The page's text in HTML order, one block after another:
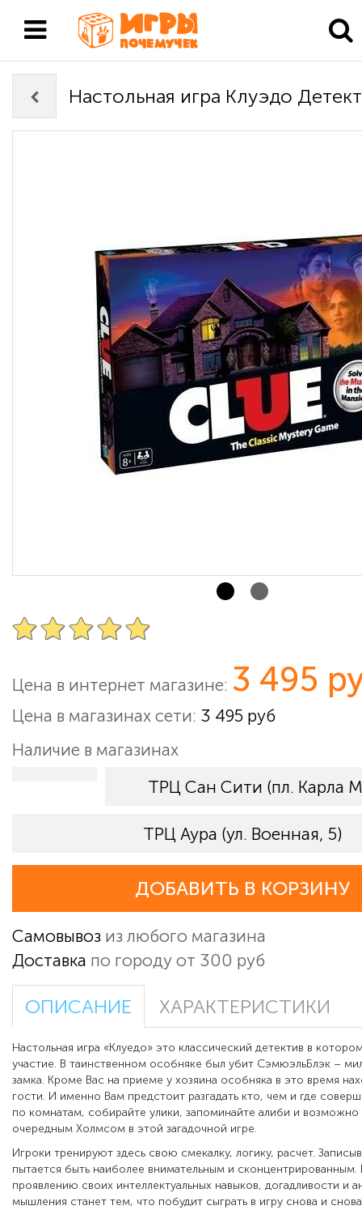
Настольная игра Клуэдо
Цена в интернет магазине: 3 495
Цена в магазинах сети: 3 495 руб
Наличие в магазинах
ТРЦ Сан Сити (пл. Карла
ТРЦ Аура (ул. Военная, 5)
ДОБАВИТЬ В КОРЗИНУ
Самовывоз из любого магазина
Доставка по городу от 300 руб
ОПИСАНИЕ ХАРАКТЕРИСТИКИ
Настольная игра «Клуедо» это классический детектив в
участие. В таинственном особняке был убит СэмюэльБлэк –
замка. Кроме Вас на приеме у хозяина особняка в это время
гости. И именно Вам предстоит разгадать кто, чем и где
по комнатам, собирайте улики, запоминайте алиби и возможно
очередным Холмсом в этой загадочной игре.
Игроки тренируют здесь свою смекалку, логику, расчет.
пытается быть наиболее внимательным и сконцентрированным.
проявлению своих интеллектуальных навыков, догадливости и
мышления станет тем, что побудит сыграть в игру снова и